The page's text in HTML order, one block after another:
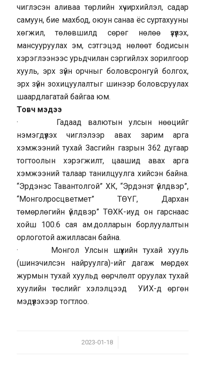
чиглэсэн аливаа төрлийн хүчирхийлэл, садар
самуун, бие махбод, оюун санаа ёс суртахууны
хөгжил, төлөвшилд сөрөг нөлөө үзүүлэх,
мансууруулах эм, сэтгэцэд нөлөөт бодисын
хэрэглээнээс урьдчилан сэргийлэх зорилгоор
хууль, эрх зүйн орчныг боловсронгуй болгох,
эрх зүйн зохицуулалтыг шинээр боловсруулах
шаардлагатай байгаа юм.
Товч мэдээ
· Гадаад валютын улсын нөөцийг
нэмэгдүүлэх чиглэлээр авах зарим арга
хэмжээний тухай Засгийн газрын 362 дугаар
тогтоолын хэрэгжилт, цаашид авах арга
хэмжээний талаар танилцуулга хийсэн байна.
“Эрдэнэс Тавантолгой” ХК, “Эрдэнэт үйлдвэр”,
“Монголросцветмет” ТӨҮГ, Дархан
төмөрлөгийн үйлдвэр” ТӨХК-иуд он гарснаас
хойш 100.6 сая ам.долларын борлуулалтын
орлоготой ажилласан байна.
· Монгол Улсын шүүхийн тухай хууль
(шинэчилсэн найруулга)-ийг дагаж мөрдөх
журмын тухай хуульд өөрчлөлт оруулах тухай
хуулийн төслийг хэлэлцээд УИХ-д өргөн
мэдүүлэхээр тогтлоо.
2023-01-18
/